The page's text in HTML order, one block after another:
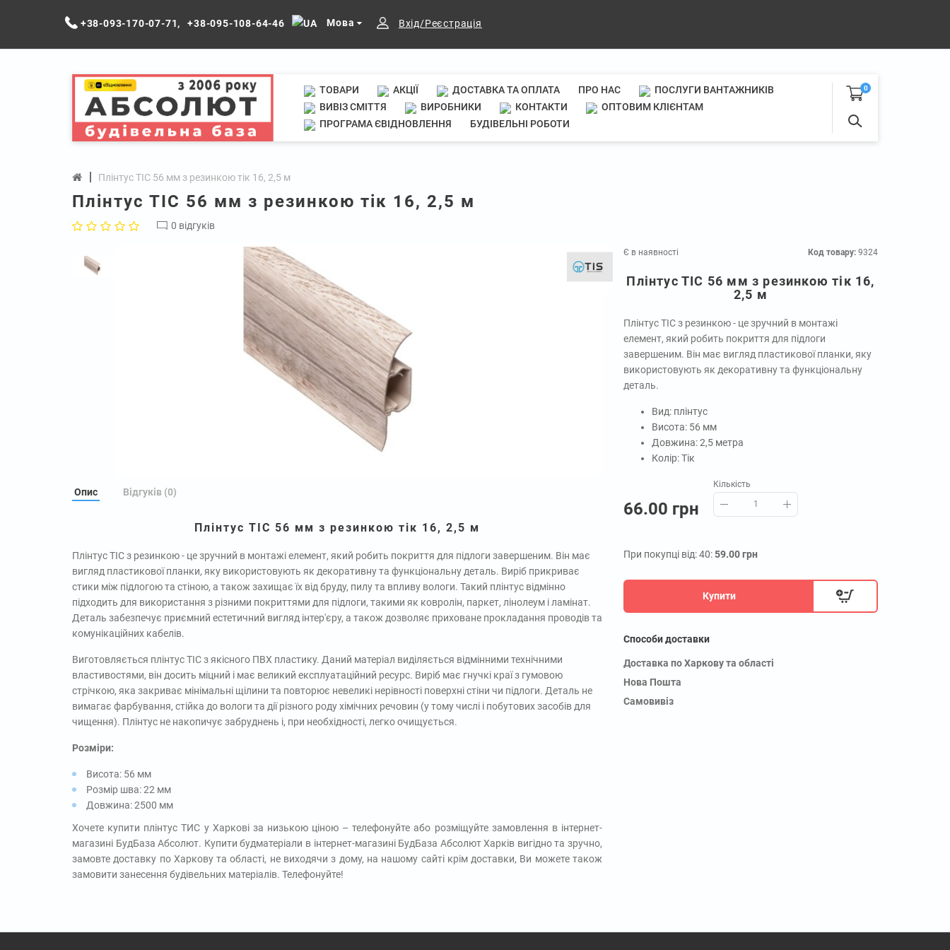
+38-093-170-07-71, +38-095-108-64-46 Мова Вхід/Реєстрація
ТОВАРИ АКЦІЇ ДОСТАВКА ТА ОПЛАТА ПРО НАС
ПОСЛУГИ ВАНТАЖНИКІВ
ВИВІЗ СМІТТЯ
ВИРОБНИКИ КОНТАКТИ
ОПТОВИМ КЛІЄНТАМ
ПРОГРАМА ЄВІДНОВЛЕННЯ
БУДІВЕЛЬНІ РОБОТИ
0
Плінтус ТІС 56 мм з резинкою тік 16, 2,5 м
Плінтус ТІС 56 мм з резинкою тік 16, 2,5 м
0 відгуків
Опис Відгуків (0)
Плінтус ТІС 56 мм з резинкою тік 16, 2,5 м
Плінтус ТІС з резинкою - це зручний в монтажі елемент, який робить покриття для підлоги завершеним. Він має
вигляд пластикової планки, яку використовують як декоративну та функціональну деталь. Виріб прикриває
стики між підлогою та стіною, а також захищає їх від бруду, пилу та впливу вологи. Такий плінтус відмінно
підходить для використання з різними покриттями для підлоги, такими як ковролін, паркет, лінолеум і ламінат.
Деталь забезпечує приємний естетичний вигляд інтер'єру, а також дозволяє приховане прокладання проводів та
комунікаційних кабелів.
Виготовляється плінтус ТІС з якісного ПВХ пластику. Даний матеріал виділяється відмінними технічними
властивостями, він досить міцний і має великий експлуатаційний ресурс. Виріб має гнучкі краї з гумовою
стрічкою, яка закриває мінімальні щілини та повторює невеликі нерівності поверхні стіни чи підлоги. Деталь не
вимагає фарбування, стійка до вологи та дії різного роду хімічних речовин (у тому числі і побутових засобів для
чищення). Плінтус не накопичує забруднень і, при необхідності, легко очищується.
Розміри:
Висота: 56 мм
Розмір шва: 22 мм
Довжина: 2500 мм
Хочете купити плінтус ТИС у Харкові за низькою ціною – телефонуйте або розміщуйте замовлення в інтернет-
магазині БудБаза Абсолют. Купити будматеріали в інтернет-магазині БудБаза Абсолют Харків вигідно та зручно,
замовте доставку по Харкову та області, не виходячи з дому, на нашому сайті крім доставки, Ви можете також
замовити занесення будівельних матеріалів. Телефонуйте!
Є в наявності Код товару: 9324
Плінтус ТІС 56 мм з резинкою тік 16,
2,5 м
Плінтус ТІС з резинкою - це зручний в монтажі
елемент, який робить покриття для підлоги
завершеним. Він має вигляд пластикової планки, яку
використовують як декоративну та функціональну
деталь.
Вид: плінтус
Висота: 56 мм
Довжина: 2,5 метра
Колір: Тік
66.00 грн
Кількість
При покупці від: 40:59.00 грн
Купити
Способи доставки
Доставка по Харкову та області
Нова Пошта
Самовивіз